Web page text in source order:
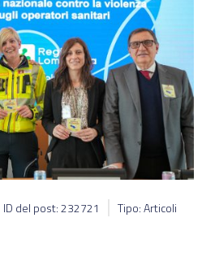
ID del post: 232721 Tipo: Articoli